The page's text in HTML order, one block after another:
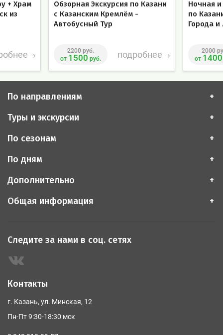
+ Храм
из
Обзорная Экскурсия по Казани
с Казанским Кремлём -
Автобусный Тур
2200 руб.
от 1500 руб. подробнее
Ночная и
по
Города
2000
от 1400
Общая информация
Туры и экскурсии
По сезонам
Дополнительно
По дням
По направлениям
Следите за нами в соц. сетях
Контакты
г. Казань, ул. Минская, 12
Пн-Пт 9:30-18:30 мск